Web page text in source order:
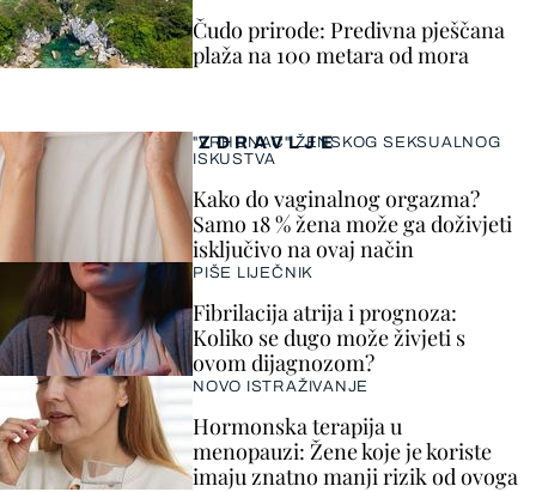
ZDRAVLJE
"VRHUNAC" ŽENSKOG SEKSUALNOG
ISKUSTVA
Kako do vaginalnog orgazma?
Samo 18 % žena može ga doživjeti
isključivo na ovaj način
PIŠE LIJEČNIK
Fibrilacija atrija i prognoza:
Koliko se dugo može živjeti s
ovom dijagnozom?
NOVO ISTRAŽIVANJE
Hormonska terapija u
menopauzi: Žene koje je koriste
imaju znatno manji rizik od ovoga
Čudo prirode: Predivna pješčana
plaža na 100 metara od mora